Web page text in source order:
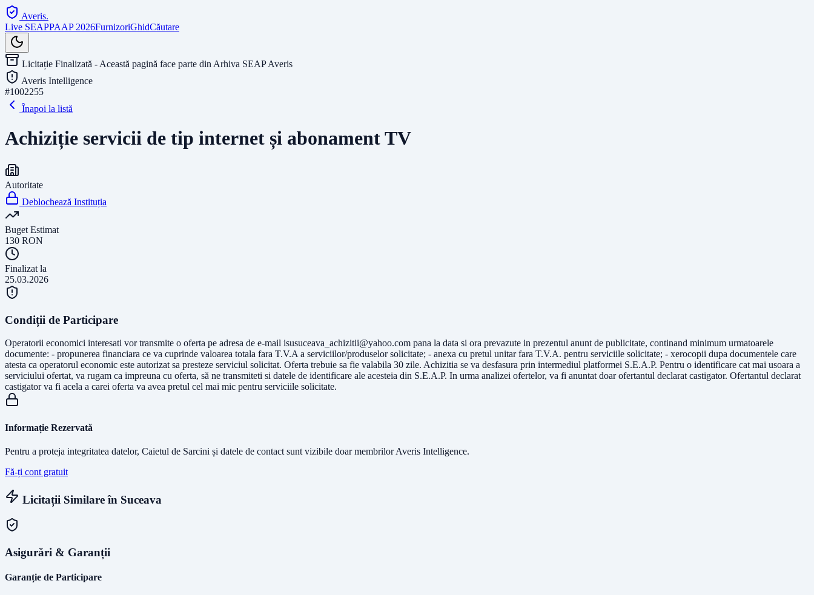
Averis.
Live SEAPPAAP 2026FurnizoriGhidCăutare
Licitație Finalizată - Această pagină face parte din Arhiva SEAP Averis
Averis Intelligence
#1002255
Înapoi la listă
Achiziție servicii de tip internet și abonament TV
Autoritate
Deblochează Instituția
Buget Estimat
130 RON
Finalizat la
25.03.2026
Condiții de Participare
Operatorii economici interesati vor transmite o oferta pe adresa de e-mail isusuceava_achizitii@yahoo.com pana la data si ora prevazute in prezentul anunt de publicitate, continand minimum urmatoarele
documente: - propunerea financiara ce va cuprinde valoarea totala fara T.V.A a serviciilor/produselor solicitate; - anexa cu pretul unitar fara T.V.A. pentru serviciile solicitate; - xerocopii dupa documentele care
atesta ca operatorul economic este autorizat sa presteze serviciul solicitat. Oferta trebuie sa fie valabila 30 zile. Achizitia se va desfasura prin intermediul platformei S.E.A.P. Pentru o identificare cat mai usoara a
serviciului ofertat, va rugam ca impreuna cu oferta, să ne transmiteti si datele de identificare ale acesteia din S.E.A.P. In urma analizei ofertelor, va fi anuntat doar ofertantul declarat castigator. Ofertantul declarat
castigator va fi acela a carei oferta va avea pretul cel mai mic pentru serviciile solicitate.
Informație Rezervată
Pentru a proteja integritatea datelor, Caietul de Sarcini și datele de contact sunt vizibile doar membrilor Averis Intelligence.
Fă-ți cont gratuit
Licitații Similare în Suceava
Asigurări & Garanții
Garanție de Participare